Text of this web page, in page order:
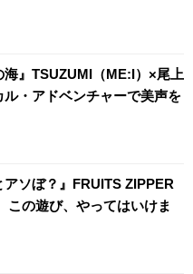
海』TSUZUMI（ME:I）×尾上
・アドベンチャーで美声を
アソぼ？』FRUITS ZIPPER
この遊び、やってはいけま